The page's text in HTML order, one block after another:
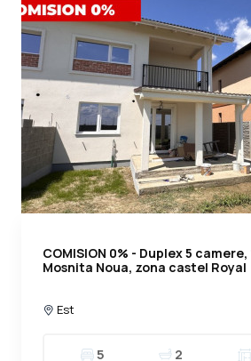
COMISION 0% - Duplex 5 camere,
Mosnita Noua, zona castel Royal
Est
5 2